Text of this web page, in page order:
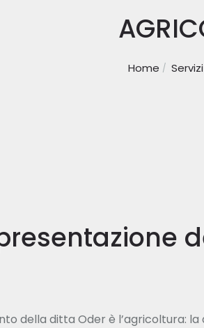
Home Servizi
della ditta Oder è l’agricoltura: